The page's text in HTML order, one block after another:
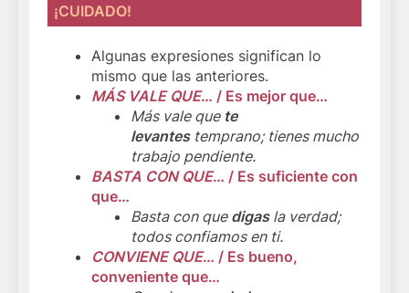
¡CUIDADO!
Algunas expresiones significan lo
mismo que las anteriores.
MÁS VALE QUE… / Es mejor que…
Más vale que te
levantestemprano; tienes mucho
trabajo pendiente.
BASTA CON QUE… / Es suficiente con
que…
Basta con quedigasla verdad;
todos confiamos en ti.
CONVIENE QUE… / Es bueno,
conveniente que…